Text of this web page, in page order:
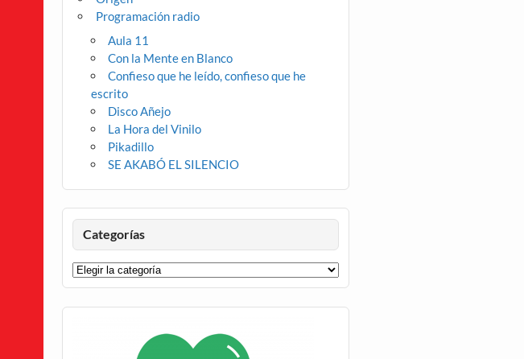
Programación radio
Aula 11
Con la Mente en Blanco
Confieso que he leído, confieso que he
escrito
Disco Añejo
La Hora del Vinilo
Pikadillo
SE AKABÓ EL SILENCIO
Categorías
Categorías